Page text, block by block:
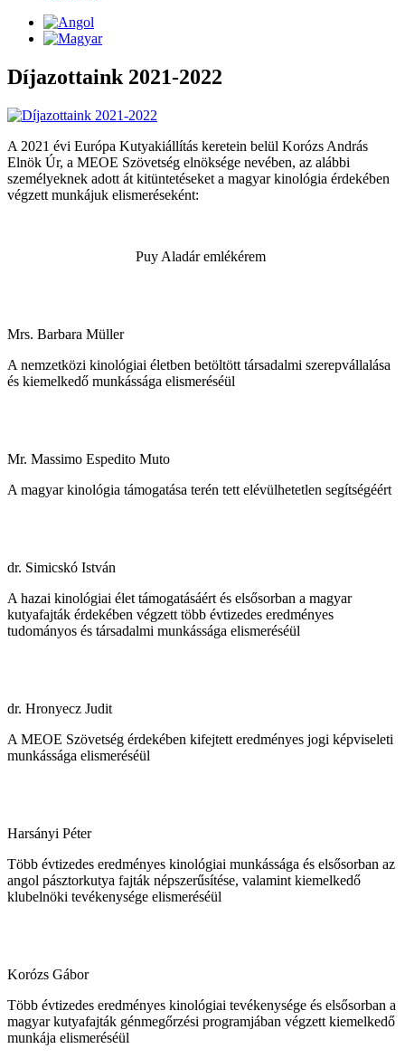
Díjazottaink 2021-2022
A 2021 évi Európa Kutyakiállítás keretein belül Korózs András
Elnök Úr, a MEOE Szövetség elnöksége nevében, az alábbi
személyeknek adott át kitüntetéseket a magyar kinológia érdekében
végzett munkájuk elismeréseként:
Puy Aladár emlékérem
Mrs. Barbara Müller
A nemzetközi kinológiai életben betöltött társadalmi szerepvállalása
és kiemelkedő munkássága elismeréséül
Mr. Massimo Espedito Muto
A magyar kinológia támogatása terén tett elévülhetetlen segítségéért
dr. Simicskó István
A hazai kinológiai élet támogatásáért és elsősorban a magyar
kutyafajták érdekében végzett több évtizedes eredményes
tudományos és társadalmi munkássága elismeréséül
dr. Hronyecz Judit
A MEOE Szövetség érdekében kifejtett eredményes jogi képviseleti
munkássága elismeréséül
Harsányi Péter
Több évtizedes eredményes kinológiai munkássága és elsősorban az
angol pásztorkutya fajták népszerűsítése, valamint kiemelkedő
klubelnöki tevékenysége elismeréséül
Korózs Gábor
Több évtizedes eredményes kinológiai tevékenysége és elsősorban a
magyar kutyafajták génmegőrzési programjában végzett kiemelkedő
munkája elismeréséül